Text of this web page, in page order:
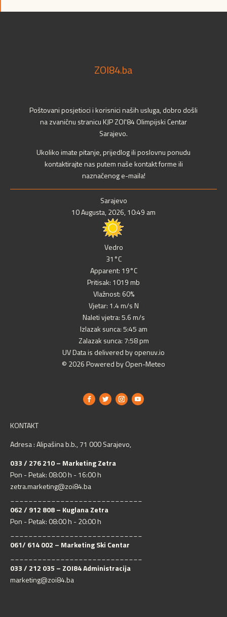
ZOI84.ba
Poštovani posjetioci i korisnici naših usluga, dobro došli
na zvaničnu stranicu KJP ZOI'84 Olimpijski Centar
Sarajevo.
Ukoliko imate pitanje, prijedlog ili poslovnu ponudu
kontaktirajte nas putem naše kontakt forme ili
naznačenog e-maila!
Sarajevo
10 Augusta, 2026, 10:49 am
Vedro
31°C
Apparent: 19°C
Pritisak: 1019 mb
Vlažnost: 60%
Vjetar: 1.4 m/s N
Naleti vjetra: 5.6 m/s
Izlazak sunca: 5:45 am
Zalazak sunca: 7:58 pm
UV Data is delivered by openuv.io
© 2026 Powered by Open-Meteo
KONTAKT
Adresa : Alipašina b.b., 71 000 Sarajevo,
033 / 276 210 – Marketing Zetra
Pon - Petak: 08:00 h - 16:00 h
zetra.marketing@zoi84.ba
062 / 912 808 – Kuglana Zetra
Pon - Petak: 08:00 h - 20:00 h
061/ 614 002 – Marketing Ski Centar
033 / 212 035 – ZOI84 Administracija
marketing@zoi84.ba